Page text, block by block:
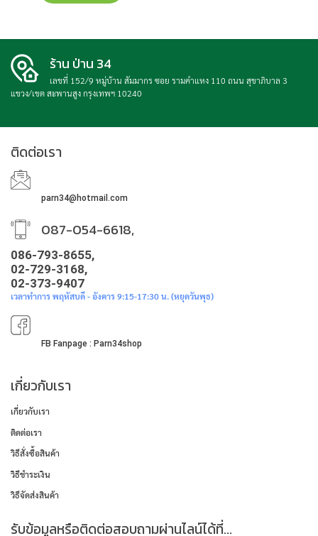
ร้าน ป่าน 34
เลขที่ 152/9 หมู่บ้าน สัมมากร ซอย รามคำแหง 110 ถนน สุขาภิบาล 3
แขวง/เขต สะพานสูง กรุงเทพฯ 10240
ติดต่อเรา
parn34@hotmail.com
087-054-6618,
086-793-8655,
02-729-3168,
02-373-9407
เวลาทำการ พฤหัสบดี - อังคาร 9:15-17:30 น. (หยุดวันพุธ)
FB Fanpage : Parn34shop
เกี่ยวกับเรา
เกี่ยวกับเรา
ติดต่อเรา
วิธีสั่งซื้อสินค้า
วิธีชำระเงิน
วิธีจัดส่งสินค้า
รับข้อมูลหรือติดต่อสอบถามผ่านไลน์ได้ที่...